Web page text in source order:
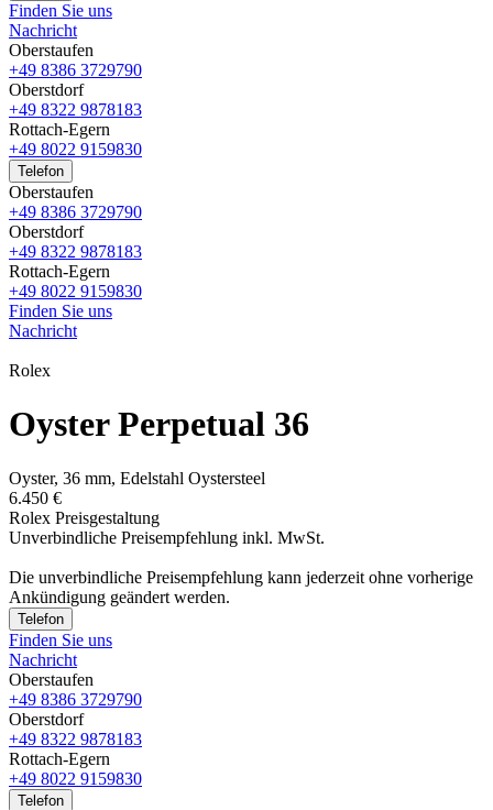
Finden Sie uns
Nachricht
Oberstaufen
+49 8386 3729790
Oberstdorf
+49 8322 9878183
Rottach-Egern
+49 8022 9159830
Telefon
Oberstaufen
+49 8386 3729790
Oberstdorf
+49 8322 9878183
Rottach-Egern
+49 8022 9159830
Finden Sie uns
Nachricht
Rolex
Oyster Perpetual 36
Oyster, 36 mm, Edelstahl Oystersteel
6.450 €
Rolex Preisgestaltung
Unverbindliche Preisempfehlung inkl. MwSt.
Die unverbindliche Preis­empfehlung kann jederzeit ohne vorherige
Ankündigung geändert werden.
Telefon
Finden Sie uns
Nachricht
Oberstaufen
+49 8386 3729790
Oberstdorf
+49 8322 9878183
Rottach-Egern
+49 8022 9159830
Telefon